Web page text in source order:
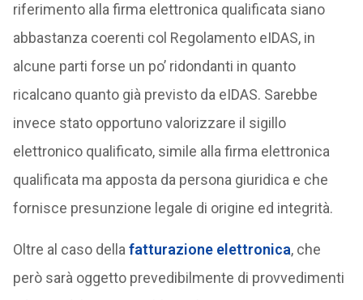
riferimento alla firma elettronica qualificata siano
abbastanza coerenti col Regolamento eIDAS, in
alcune parti forse un po’ ridondanti in quanto
ricalcano quanto già previsto da eIDAS. Sarebbe
invece stato opportuno valorizzare il sigillo
elettronico qualificato, simile alla firma elettronica
qualificata ma apposta da persona giuridica e che
fornisce presunzione legale di origine ed integrità.
Oltre al caso della fatturazione elettronica, che
però sarà oggetto prevedibilmente di provvedimenti